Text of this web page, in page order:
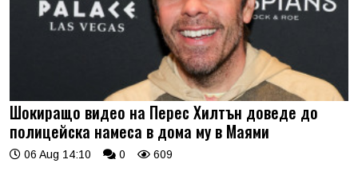
Шокиращо видео на Перес Хилтън доведе до
полицейска намеса в дома му в Маями
06 Aug 14:10 0 609